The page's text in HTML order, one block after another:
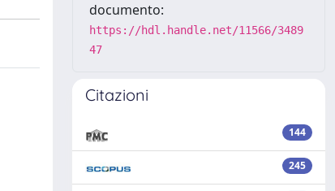
documento:
https://hdl.handle.net/11566/3489
47
Citazioni
144
245